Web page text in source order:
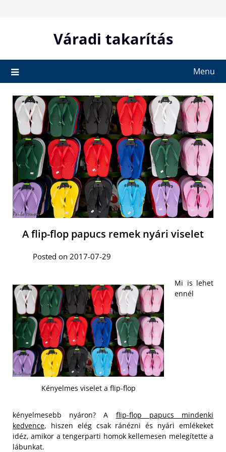
Váradi takarítás
Menu
A flip-flop papucs remek nyári viselet
Posted on 2017-07-29
Kényelmes viselet a flip-flop
Mi is lehet
ennél
kényelmesebb nyáron? A flip-flop papucs mindenki
kedvence, hiszen elég csak ránézni és nyári emlékeket
idéz, amikor a tengerparti homok kellemesen melegítette a
lábunkat.